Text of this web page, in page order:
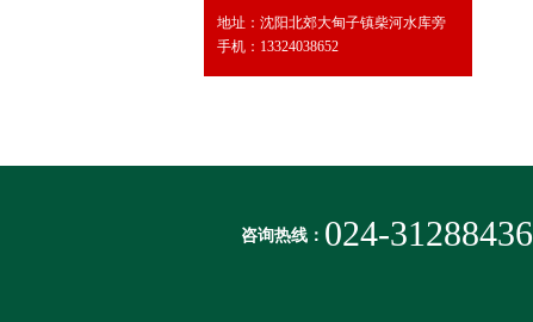
地址：沈阳北郊大甸子镇柴河水库旁
手机：13324038652
咨询热线： 024-31288436